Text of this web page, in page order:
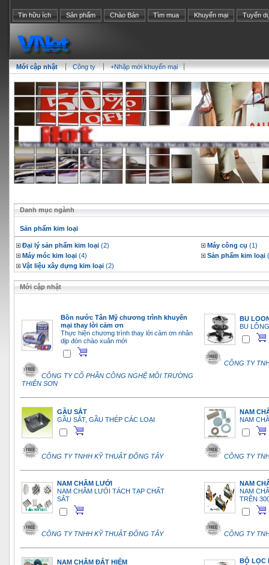
Tin hữu ích Sản phẩm Chào Bán Tìm mua Khuyến mại Tuyển
Mới cập nhật Công ty +Nhập mới khuyến mại
Danh mục ngành
Sản phẩm kim loại
Đại lý sản phẩm kim loại (2) Máy công cụ (1)
Máy móc kim loại (4) Sản phẩm kim loại
Vật liệu xây dựng kim loại (2)
Mới cập nhật
Bồn nước Tân Mỹ chương trình khuyến
mại thay lời cảm ơn
Thực hiện chương trình thay lời cảm ơn nhân
dịp đón chào xuân mới
CÔNG TY CỔ PHẦN CÔNG NGHỆ MÔI TRƯỜNG
THIÊN SƠN
BU
BU
CÔNG TY
GẦU SẮT
GẦU SẮT, GẦU THÉP CÁC LOẠI
CÔNG TY TNHH KỸ THUẬT ĐÔNG TÂY
NAM
NAM
CÔNG TY
NAM CHÂM LƯỚI
NAM CHÂM LƯÓI TÁCH TẠP CHẤT
SẮT
CÔNG TY TNHH KỸ THUẬT ĐÔNG TÂY
NAM
NAM
TRÊN
CÔNG TY
NAM CHÂM ĐẤT HIẾM
BỘ LỌC